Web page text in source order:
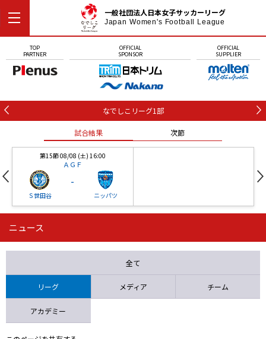
一般社団法人日本女子サッカーリーグ
Japan Women's Football League
TOP
PARTNER
OFFICIAL
SPONSOR
OFFICIAL
SUPPLIER
なでしこリーグ1部
試合結果 次節
第15節 08/08 (土) 16:00
ＡＧＦ
Ｓ世田谷
-
ニッパツ
第16節 09/05 (土) 15:00
ニッパツ 石人の星
ニュース
全て
リーグ メディア チーム
アカデミー